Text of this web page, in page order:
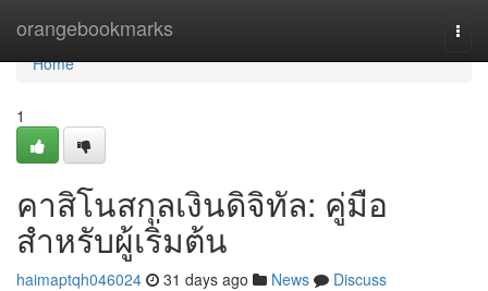
orangebookmarks
Home
Home
1
คาสิโนสกุลเงินดิจิทัล: คู่มือ
สำหรับผู้เริ่มต้น
haimaptqh046024 31 days ago News
Discuss